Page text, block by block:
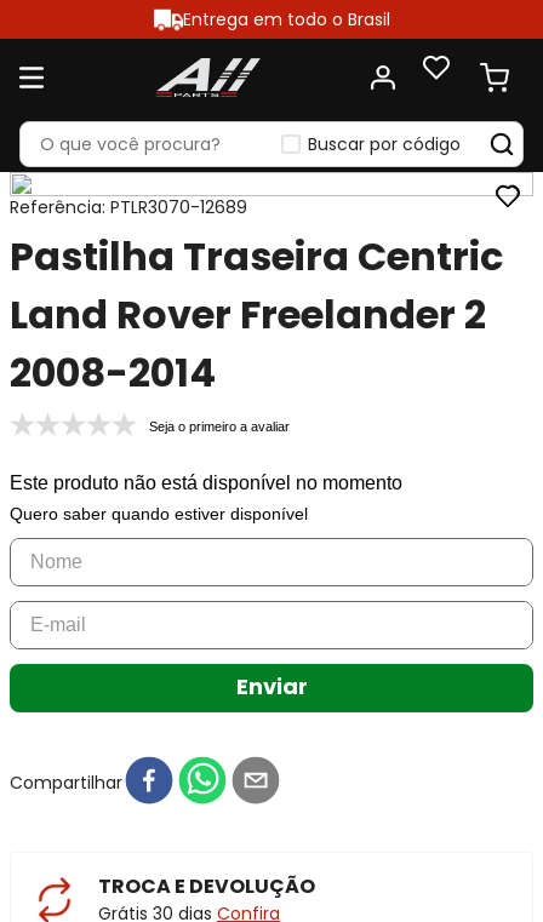
Entrega em todo o Brasil
Buscar por código
Referência: PTLR3070-12689
Pastilha Traseira Centric
Land Rover Freelander 2
2008-2014
Seja o primeiro a avaliar
Este produto não está disponível no momento
Quero saber quando estiver disponível
Enviar
Compartilhar
TROCA E DEVOLUÇÃO
Grátis 30 dias Confira